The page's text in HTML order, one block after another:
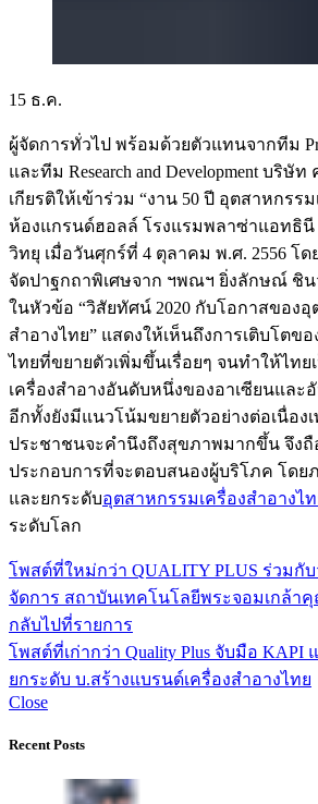
15 ธ.ค.
ผู้จัดการทั่วไป พร้อมด้วยตัวแทนจากทีม
และทีม Research and Development บริษั
เกียรติให้เข้าร่วม “งาน 50 ปี อุตสาหกรร
ห้องแกรนด์ฮอลล์ โรงแรมพลาซ่าแอทธินี
วิทยุ เมื่อวันศุกร์ที่ 4 ตุลาคม พ.ศ. 2556 โ
จัดปาฐกถาพิเศษจาก ฯพณฯ ยิ่งลักษณ์ ชิ
ในหัวข้อ “วิสัยทัศน์ 2020 กับโอกาสของอุ
สำอางไทย” แสดงให้เห็นถึงการเติบโตขอ
ไทยที่ขยายตัวเพิ่มขึ้นเรื่อยๆ จนทำให้ไทย
เครื่องสำอางอันดับหนึ่งของอาเซียนและ
อีกทั้งยังมีแนวโน้มขยายตัวอย่างต่อเนื่อง
ประชาชนจะคำนึงถึงสุขภาพมากขึ้น จึงถื
ประกอบการที่จะตอบสนองผู้บริโภค โด
และยกระดับอุตสาหกรรมเครื่องสำอางไ
ระดับโลก
โพสต์ที่ใหม่กว่า QUALITY PLUS ร่วมกั
จัดการ สถาบันเทคโนโลยีพระจอมเกล้า
กลับไปที่รายการ
โพสต์ที่เก่ากว่า Quality Plus จับมือ KAPI
ยกระดับ บ.สร้างแบรนด์เครื่องสำอางไทย
Close
Recent Posts